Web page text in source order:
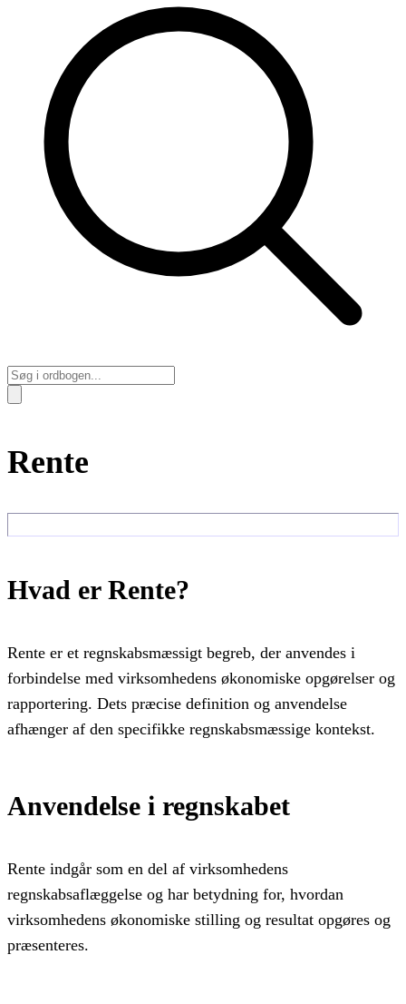
Rente
Hvad er Rente?
Rente er et regnskabsmæssigt begreb, der anvendes i
forbindelse med virksomhedens økonomiske opgørelser og
rapportering. Dets præcise definition og anvendelse
afhænger af den specifikke regnskabsmæssige kontekst.
Anvendelse i regnskabet
Rente indgår som en del af virksomhedens
regnskabsaflæggelse og har betydning for, hvordan
virksomhedens økonomiske stilling og resultat opgøres og
præsenteres.